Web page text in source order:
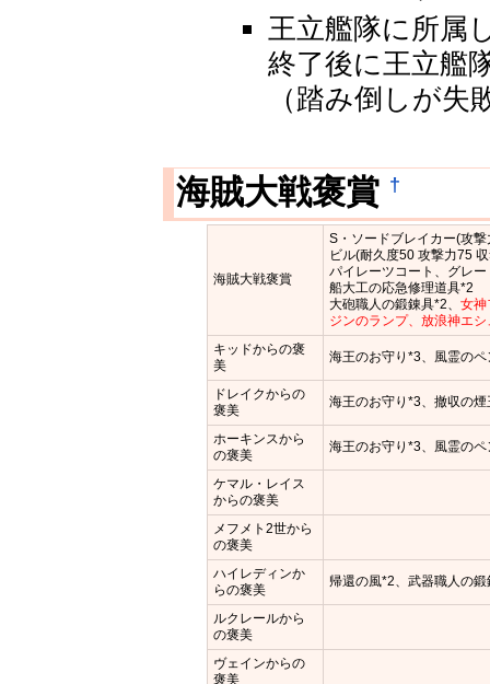
王立艦隊に所属
終了後に王立艦
（踏み倒しが
海賊大戦褒賞 †
海賊大戦褒賞
S・ソードブレイカー(攻
ビル(耐久度50 攻撃力75
パイレーツコート、グレ
船大工の応急修理道具*2
大砲職人の鍛錬具*2、女神
ジンのランプ、放浪神エ
キッドからの褒
美
海王のお守り*3、風霊の
ドレイクからの
褒美
海王のお守り*3、撤収の
ホーキンスから
の褒美
海王のお守り*3、風霊の
ケマル・レイス
からの褒美
メフメト2世から
の褒美
ハイレディンか
らの褒美
帰還の風*2、武器職人の鍛
ルクレールから
の褒美
ヴェインからの
褒美